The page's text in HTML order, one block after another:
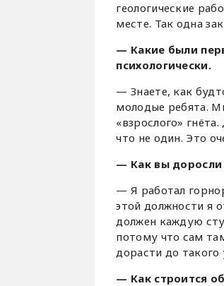
геологические
месте. Так одна
— Какие были
психологически.
— Знаете, как
молодые ребята.
«взрослого»
что не один. Это
— Как вы доросли
— Я работал
этой должности я
должен каждую
потому что сам
дорасти до такого
— Как строится